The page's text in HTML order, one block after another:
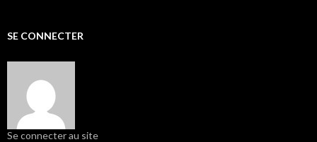
SE CONNECTER
Se connecter au site